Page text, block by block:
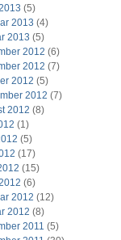
(5)
2013 (4)
2013 (5)
2012 (6)
2012 (7)
2012 (5)
2012 (7)
2012 (8)
(1)
(5)
(17)
(15)
(6)
2012 (12)
2012 (8)
2011 (5)